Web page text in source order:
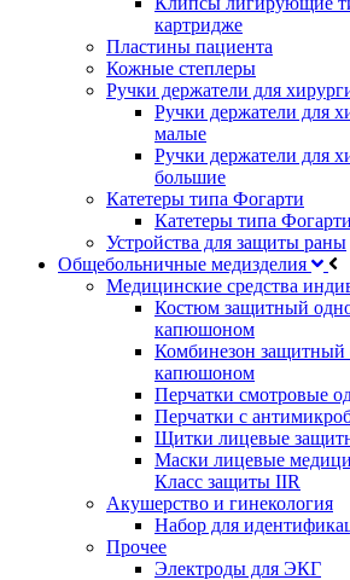
картридже
Пластины пациента
Кожные степлеры
Ручки держатели для
Ручки держатели для
малые
Ручки держатели для
большие
Катетеры типа Фогарти
Катетеры типа
Устройства для защиты раны
Общебольничные медизделия
Медицинские средства
Костюм защитный
капюшоном
Комбинезон защитный
капюшоном
Перчатки смотровые
Перчатки с
Щитки лицевые
Маски лицевые
Класс защиты IIR
Акушерство и гинекология
Набор для
Прочее
Электроды для ЭКГ